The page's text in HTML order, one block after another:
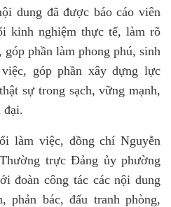
dung đã được báo cáo viên
kinh nghiệm thực tế, làm rõ
góp phần làm phong phú, sinh
góp phần xây dựng lực
sự trong sạch, vững mạnh,
đại.
làm việc, đồng chí Nguyễn
trực Đảng ủy phường
đoàn công tác các nội dung
phản bác, đấu tranh phòng,